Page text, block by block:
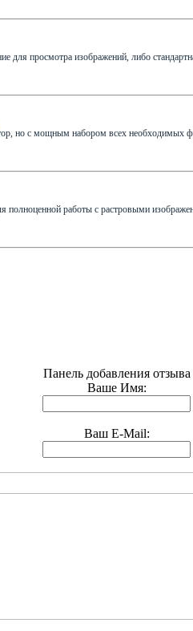
для просмотра изображений, либо
но с мощным набором всех
работы с растровыми
Панель добавления отзыва
Ваше Имя:
Ваш E-Mail: